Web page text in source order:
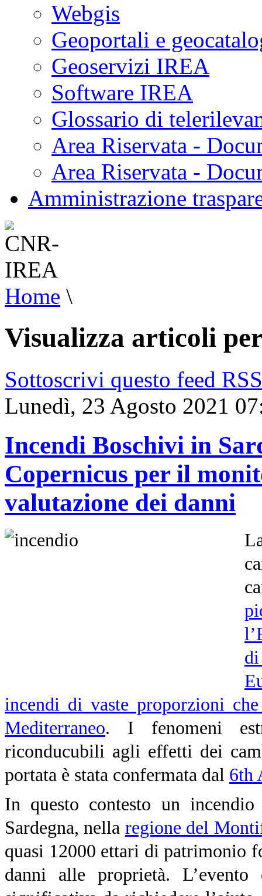
Webgis
Geoportali e
Geoservizi IREA
Software IREA
Glossario di
Area Riservata -
Area Riservata -
Amministrazione
Home \
Visualizza articoli
Sottoscrivi questo feed RSS
Lunedì, 23 Agosto 2021
Incendi Boschivi in
Copernicus per il
valutazione dei danni
incendi di vaste proporzioni
Mediterraneo. I fenomeni
riconducubili agli effetti dei
portata è stata confermata dal 6th
In questo contesto un
Sardegna, nella regione del
quasi 12000 ettari di patrimonio
danni alle proprietà.